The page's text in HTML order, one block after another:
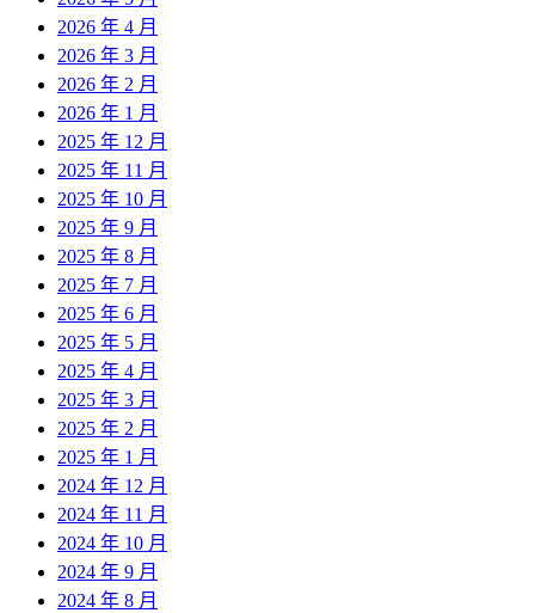
2026 年 4 月
2026 年 3 月
2026 年 2 月
2026 年 1 月
2025 年 12 月
2025 年 11 月
2025 年 10 月
2025 年 9 月
2025 年 8 月
2025 年 7 月
2025 年 6 月
2025 年 5 月
2025 年 4 月
2025 年 3 月
2025 年 2 月
2025 年 1 月
2024 年 12 月
2024 年 11 月
2024 年 10 月
2024 年 9 月
2024 年 8 月